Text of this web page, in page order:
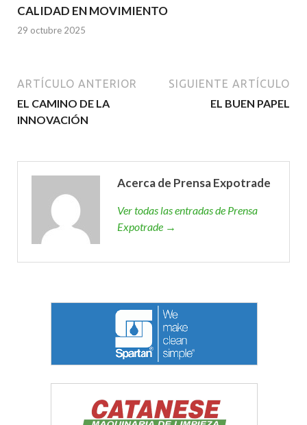
CALIDAD EN MOVIMIENTO
29 octubre 2025
ARTÍCULO ANTERIOR
EL CAMINO DE LA
INNOVACIÓN
SIGUIENTE ARTÍCULO
EL BUEN PAPEL
Acerca de Prensa Expotrade
Ver todas las entradas de Prensa
Expotrade →